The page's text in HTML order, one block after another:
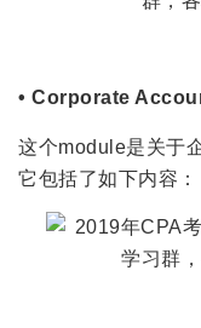
• Corporate
这个module是关于
它包括了如下内容：